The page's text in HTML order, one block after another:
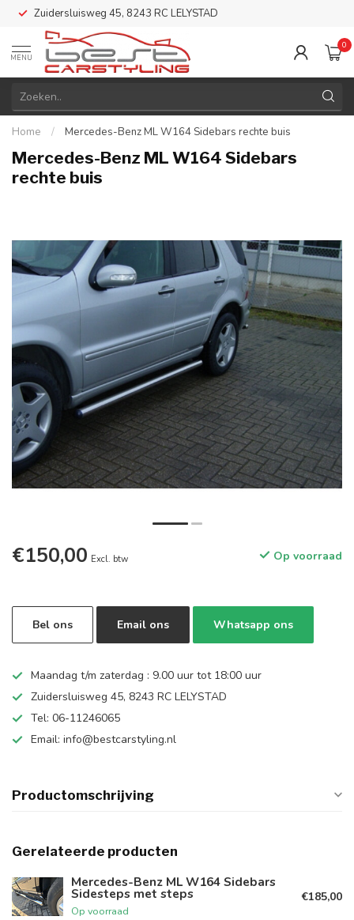
Zuidersluisweg 45, 8243 RC LELYSTAD
MENU
0
Home / Mercedes-Benz ML W164 Sidebars rechte buis
Mercedes-Benz ML W164 Sidebars
rechte buis
€150,00 Excl. btw Op voorraad
Bel ons Email ons Whatsapp ons
Maandag t/m zaterdag : 9.00 uur tot 18:00 uur
Zuidersluisweg 45, 8243 RC LELYSTAD
Tel: 06-11246065
Email: info@bestcarstyling.nl
Productomschrijving
Gerelateerde producten
Mercedes-Benz ML W164 Sidebars
Sidesteps met steps
Op voorraad
€185,00